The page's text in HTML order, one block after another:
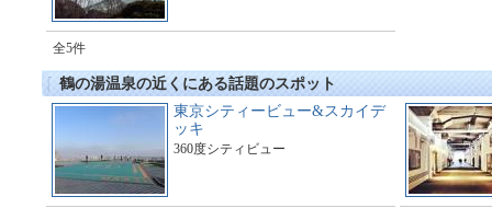
全5件
鶴の湯温泉の近くにある話題のスポット
東京シティービュー&スカイデ
ッキ
360度シティビュー